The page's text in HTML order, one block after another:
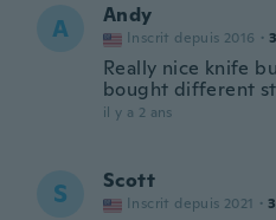
A Andy
Inscrit depuis 2016 ·
Really nice knife
bought different
il y a 2 ans
S Scott
Inscrit depuis 2021 ·